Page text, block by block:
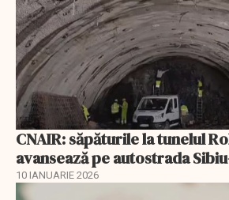
CNAIR: săpăturile la tunelul
avansează pe autostrada
10 IANUARIE 2026